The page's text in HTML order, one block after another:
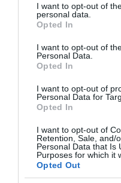
not limited to your visit or
grant or deny consent to
use your data for below
consent section.
I want to opt-out of
personal data.
Opted In
I want to opt-out of
Personal Data.
Opted In
I want to opt-out of
Personal Data for
Opted In
I want to opt-out of
Retention, Sale, and/
Personal Data that Is
Purposes for which it
Opted Out